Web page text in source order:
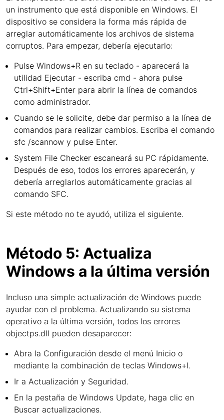
un instrumento que está disponible en Windows. El
dispositivo se considera la forma más rápida de
arreglar automáticamente los archivos de sistema
corruptos. Para empezar, debería ejecutarlo:
Pulse Windows+R en su teclado - aparecerá la
utilidad Ejecutar - escriba cmd - ahora pulse
Ctrl+Shift+Enter para abrir la línea de comandos
como administrador.
Cuando se le solicite, debe dar permiso a la línea de
comandos para realizar cambios. Escriba el comando
sfc /scannow y pulse Enter.
System File Checker escaneará su PC rápidamente.
Después de eso, todos los errores aparecerán, y
debería arreglarlos automáticamente gracias al
comando SFC.
Si este método no te ayudó, utiliza el siguiente.
Método 5: Actualiza
Windows a la última versión
Incluso una simple actualización de Windows puede
ayudar con el problema. Actualizando su sistema
operativo a la última versión, todos los errores
objectps.dll pueden desaparecer:
Abra la Configuración desde el menú Inicio o
mediante la combinación de teclas Windows+I.
Ir a Actualización y Seguridad.
En la pestaña de Windows Update, haga clic en
Buscar actualizaciones.